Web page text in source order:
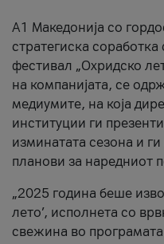
A1 Македонија со
стратегиска
фестивал „Охридско
на компанијата, се
медиумите, на која
институции ги
изминатата сезона и ги
планови за наредниот
„2025 година беше
лето’, исполнета со
свежина во